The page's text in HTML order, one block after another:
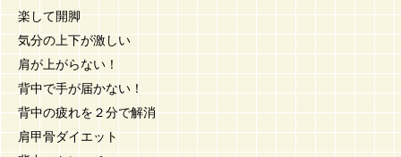
楽して開脚
気分の上下が激しい
肩が上がらない！
背中で手が届かない！
背中の疲れを２分で解消
肩甲骨ダイエット